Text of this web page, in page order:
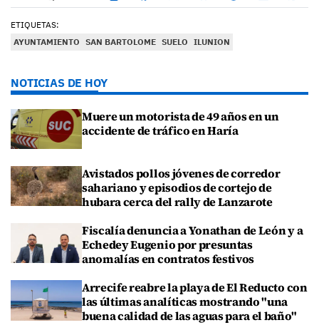
ETIQUETAS:
AYUNTAMIENTO SAN BARTOLOME SUELO ILUNION
NOTICIAS DE HOY
Muere un motorista de 49 años en un
accidente de tráfico en Haría
Avistados pollos jóvenes de corredor
sahariano y episodios de cortejo de
hubara cerca del rally de Lanzarote
Fiscalía denuncia a Yonathan de León y a
Echedey Eugenio por presuntas
anomalías en contratos festivos
Arrecife reabre la playa de El Reducto con
las últimas analíticas mostrando "una
buena calidad de las aguas para el baño"